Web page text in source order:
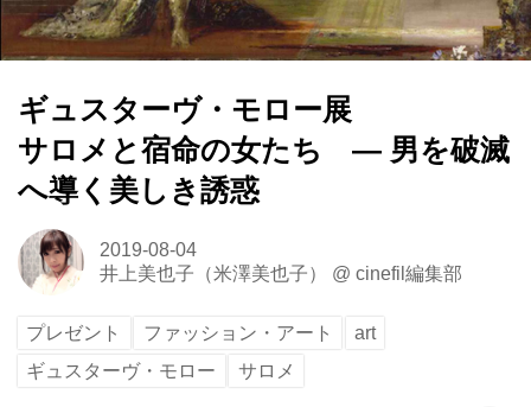
ギュスターヴ・モロー展
サロメと宿命の女たち ― 男を破滅
へ導く美しき誘惑
2019-08-04
井上美也子（米澤美也子）
@ cinefil編集部
プレゼント ファッション・アート
art
ギュスターヴ・モロー
サロメ